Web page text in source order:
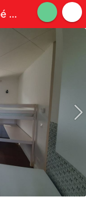
Studio meublé, équipé 20m2